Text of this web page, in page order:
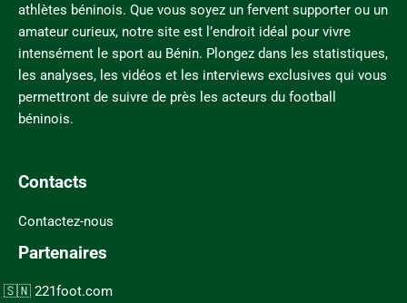
athlètes béninois. Que vous soyez un fervent supporter ou un
amateur curieux, notre site est l’endroit idéal pour vivre
intensément le sport au Bénin. Plongez dans les statistiques,
les analyses, les vidéos et les interviews exclusives qui vous
permettront de suivre de près les acteurs du football
béninois.
Contacts
Contactez-nous
Partenaires
221foot.com